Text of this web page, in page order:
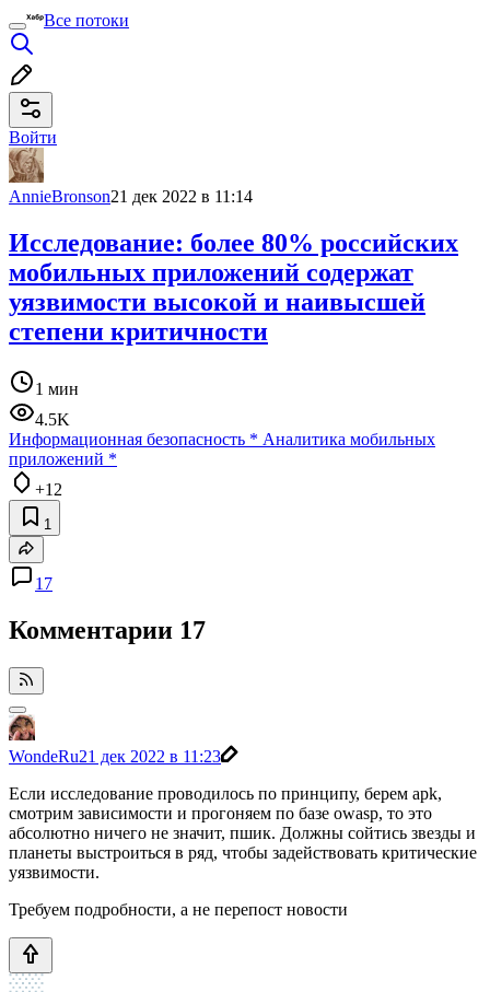
Все потоки
Войти
AnnieBronson21 дек 2022 в 11:14
Исследование: более 80% российских
мобильных приложений содержат
уязвимости высокой и наивысшей
степени критичности
1 мин
4.5K
Информационная безопасность * Аналитика мобильных
приложений *
+12
1
17
Комментарии 17
WondeRu21 дек 2022 в 11:23
Если исследование проводилось по принципу, берем apk,
смотрим зависимости и прогоняем по базе owasp, то это
абсолютно ничего не значит, пшик. Должны сойтись звезды и
планеты выстроиться в ряд, чтобы задействовать критические
уязвимости.
Требуем подробности, а не перепост новости